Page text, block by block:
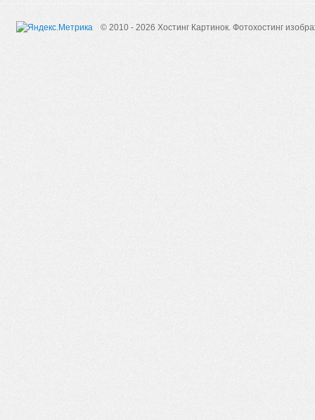
© 2010 - 2026 Хостинг Картинок. Фотохостинг